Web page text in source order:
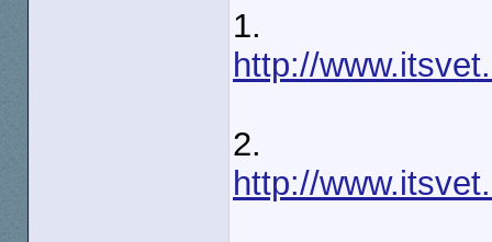
1.
http://
2.
http://